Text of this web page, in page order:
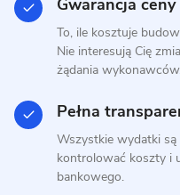
Daszewice -
kopertowym
PREFABRYKAT
To, ile kosztuje
Nie interesują Cię
żądania
Pełna
Wszystkie wydatki
kontrolować koszty i
bankowego.